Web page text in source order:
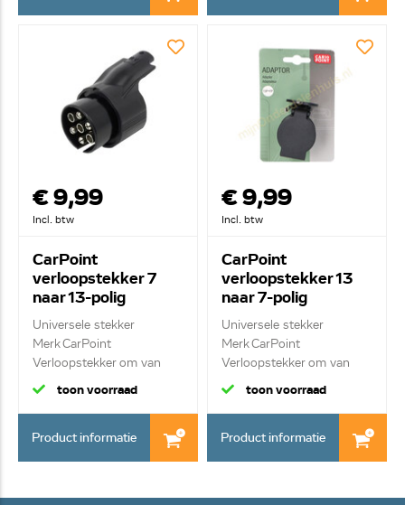
€ 9,99
Incl. btw
CarPoint
verloopstekker 7
naar 13-polig
0429520
Universele stekker
Merk CarPoint
Verloopstekker om van
een...
toon voorraad
Product informatie
€ 9,99
Incl. btw
CarPoint
verloopstekker 13
naar 7-polig
0429518
Universele stekker
Merk CarPoint
Verloopstekker om van
een...
toon voorraad
Product informatie